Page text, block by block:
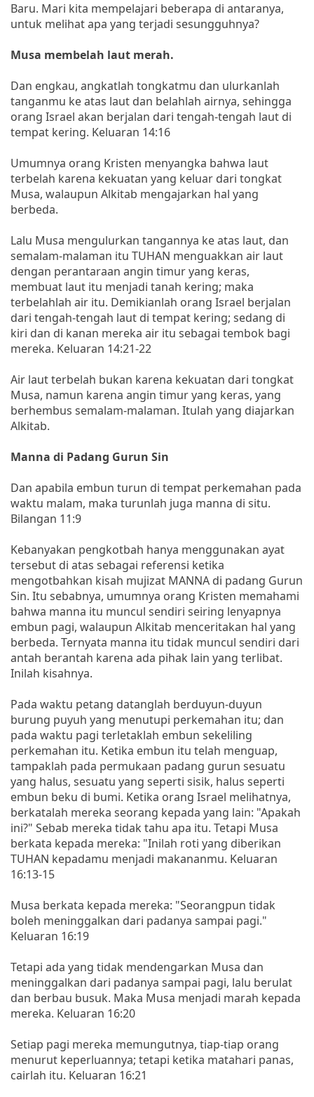
Baru. Mari kita mempelajari beberapa di antaranya,
untuk melihat apa yang terjadi sesungguhnya?
Musa membelah laut merah.
Dan engkau, angkatlah tongkatmu dan ulurkanlah
tanganmu ke atas laut dan belahlah airnya, sehingga
orang Israel akan berjalan dari tengah-tengah laut di
tempat kering. Keluaran 14:16
Umumnya orang Kristen menyangka bahwa laut
terbelah karena kekuatan yang keluar dari tongkat
Musa, walaupun Alkitab mengajarkan hal yang
berbeda.
Lalu Musa mengulurkan tangannya ke atas laut, dan
semalam-malaman itu TUHAN menguakkan air laut
dengan perantaraan angin timur yang keras,
membuat laut itu menjadi tanah kering; maka
terbelahlah air itu. Demikianlah orang Israel berjalan
dari tengah-tengah laut di tempat kering; sedang di
kiri dan di kanan mereka air itu sebagai tembok bagi
mereka. Keluaran 14:21-22
Air laut terbelah bukan karena kekuatan dari tongkat
Musa, namun karena angin timur yang keras, yang
berhembus semalam-malaman. Itulah yang diajarkan
Alkitab.
Manna di Padang Gurun Sin
Dan apabila embun turun di tempat perkemahan pada
waktu malam, maka turunlah juga manna di situ.
Bilangan 11:9
Kebanyakan pengkotbah hanya menggunakan ayat
tersebut di atas sebagai referensi ketika
mengotbahkan kisah mujizat MANNA di padang Gurun
Sin. Itu sebabnya, umumnya orang Kristen memahami
bahwa manna itu muncul sendiri seiring lenyapnya
embun pagi, walaupun Alkitab menceritakan hal yang
berbeda. Ternyata manna itu tidak muncul sendiri dari
antah berantah karena ada pihak lain yang terlibat.
Inilah kisahnya.
Pada waktu petang datanglah berduyun-duyun
burung puyuh yang menutupi perkemahan itu; dan
pada waktu pagi terletaklah embun sekeliling
perkemahan itu. Ketika embun itu telah menguap,
tampaklah pada permukaan padang gurun sesuatu
yang halus, sesuatu yang seperti sisik, halus seperti
embun beku di bumi. Ketika orang Israel melihatnya,
berkatalah mereka seorang kepada yang lain: "Apakah
ini?" Sebab mereka tidak tahu apa itu. Tetapi Musa
berkata kepada mereka: "Inilah roti yang diberikan
TUHAN kepadamu menjadi makananmu. Keluaran
16:13-15
Musa berkata kepada mereka: "Seorangpun tidak
boleh meninggalkan dari padanya sampai pagi."
Keluaran 16:19
Tetapi ada yang tidak mendengarkan Musa dan
meninggalkan dari padanya sampai pagi, lalu berulat
dan berbau busuk. Maka Musa menjadi marah kepada
mereka. Keluaran 16:20
Setiap pagi mereka memungutnya, tiap-tiap orang
menurut keperluannya; tetapi ketika matahari panas,
cairlah itu. Keluaran 16:21